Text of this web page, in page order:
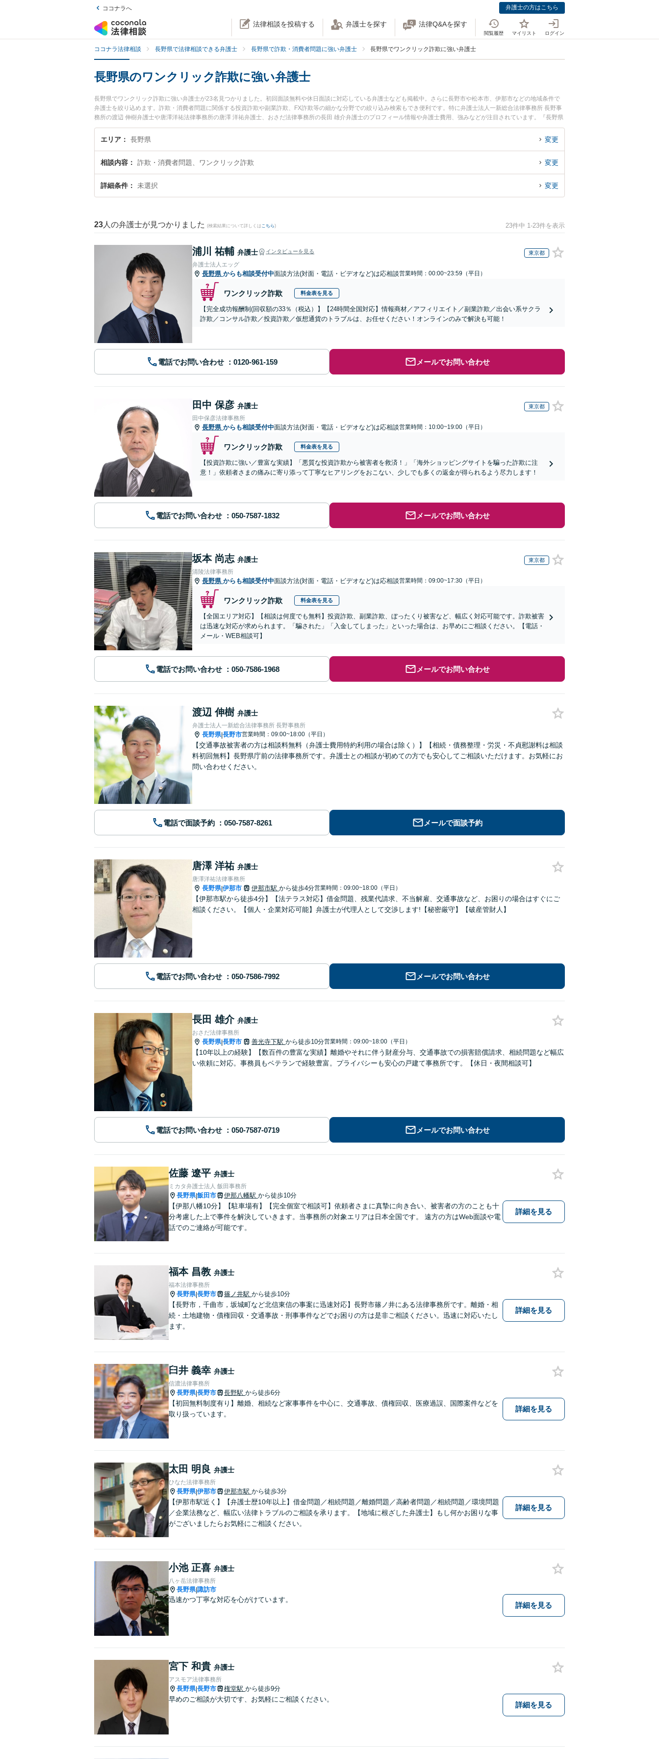
ココナラへ 弁護士の方はこちら
法律相談を投稿する 弁護士を探す 法律Q&Aを探す
閲覧履歴 マイリスト ログイン
ココナラ法律相談 長野県で法律相談できる弁護士 長野県で詐欺・消費者問題に強い弁護士 長野県でワンクリック詐欺に強い弁護士
長野県のワンクリック詐欺に強い弁護士
長野県でワンクリック詐欺に強い弁護士が23名見つかりました。初回面談無料や休日面談に対応している弁護士なども掲載中。さらに長野市や松本市、伊那市などの地域条件で
弁護士を絞り込めます。詐欺・消費者問題に関係する投資詐欺や副業詐欺、FX詐欺等の細かな分野での絞り込み検索もでき便利です。特に弁護士法人一新総合法律事務所 長野事
務所の渡辺 伸樹弁護士や唐澤洋祐法律事務所の唐澤 洋祐弁護士、おさだ法律事務所の長田 雄介弁護士のプロフィール情報や弁護士費用、強みなどが注目されています。『長野県
で土日や夜間に発生したワンクリック詐欺のトラブルを今すぐに弁護士に相談したい』『ワンクリック詐欺のトラブル解決の実績豊富な近くの弁護士を検索したい』『初回相談無
料でワンクリック詐欺を法律相談できる長野県内の弁護士に相談予約したい』などでお困りの相談者さんにおすすめです。
エリア 長野県 変更
相談内容 詐欺・消費者問題、ワンクリック詐欺 変更
詳細条件 未選択 変更
23 人の弁護士が見つかりました (検索結果について詳しくは こちら) 23件中 1-23件を表示
浦川 祐輔 弁護士 インタビューを見る 東京都
弁護士法人エッグ
長野県 からも相談受付中面談方法(対面・電話・ビデオなど)は応相談営業時間：00:00~23:59（平日）
ワンクリック詐欺 料金表を見る
【完全成功報酬制(回収額の33％（税込）】【24時間全国対応】情報商材／アフィリエイト／副業詐欺／出会い系サクラ
詐欺／コンサル詐欺／投資詐欺／仮想通貨のトラブルは、お任せください！オンラインのみで解決も可能！
電話でお問い合わせ メールでお問い合わせ
田中 保彦 弁護士 東京都
田中保彦法律事務所
長野県 からも相談受付中面談方法(対面・電話・ビデオなど)は応相談営業時間：10:00~19:00（平日）
ワンクリック詐欺 料金表を見る
【投資詐欺に強い／豊富な実績】「悪質な投資詐欺から被害者を救済！」「海外ショッピングサイトを騙った詐欺に注
意！」依頼者さまの痛みに寄り添って丁寧なヒアリングをおこない、少しでも多くの返金が得られるよう尽力します！
電話でお問い合わせ メールでお問い合わせ
坂本 尚志 弁護士 東京都
清陵法律事務所
長野県 からも相談受付中面談方法(対面・電話・ビデオなど)は応相談営業時間：09:00~17:30（平日）
ワンクリック詐欺 料金表を見る
【全国エリア対応】【相談は何度でも無料】投資詐欺、副業詐欺、ぼったくり被害など、幅広く対応可能です。詐欺被害
は迅速な対応が求められます。「騙された」「入金してしまった」といった場合は、お早めにご相談ください。【電話・
メール・WEB相談可】
電話でお問い合わせ メールでお問い合わせ
渡辺 伸樹 弁護士
弁護士法人一新総合法律事務所 長野事務所
長野県|長野市営業時間：09:00~18:00（平日）
【交通事故被害者の方は相談料無料（弁護士費用特約利用の場合は除く）】【相続・債務整理・労災・不貞慰謝料は相談
料初回無料】長野県庁前の法律事務所です。弁護士との相談が初めての方でも安心してご相談いただけます。お気軽にお
問い合わせください。
電話で面談予約 メールで面談予約
唐澤 洋祐 弁護士
唐澤洋祐法律事務所
長野県|伊那市 伊那市駅 から徒歩4分営業時間：09:00~18:00（平日）
【伊那市駅から徒歩4分】【法テラス対応】借金問題、残業代請求、不当解雇、交通事故など、お困りの場合はすぐにご
相談ください。【個人・企業対応可能】弁護士が代理人として交渉します!【秘密厳守】【破産管財人】
電話でお問い合わせ メールでお問い合わせ
長田 雄介 弁護士
おさだ法律事務所
長野県|長野市 善光寺下駅 から徒歩10分営業時間：09:00~18:00（平日）
【10年以上の経験】【数百件の豊富な実績】離婚やそれに伴う財産分与、交通事故での損害賠償請求、相続問題など幅広
い依頼に対応。事務員もベテランで経験豊富。プライバシーも安心の戸建て事務所です。【休日・夜間相談可】
電話でお問い合わせ メールでお問い合わせ
佐藤 遼平 弁護士
ミカタ弁護士法人 飯田事務所
長野県|飯田市 伊那八幡駅 から徒歩10分
【伊那八幡10分】【駐車場有】【完全個室で相談可】依頼者さまに真摯に向き合い、被害者の方のことも十
分考慮した上で事件を解決していきます。当事務所の対象エリアは日本全国です。 遠方の方はWeb面談や電
話でのご連絡が可能です。
詳細を見る
福本 昌教 弁護士
福本法律事務所
長野県|長野市 篠ノ井駅 から徒歩10分
【長野市，千曲市，坂城町など北信東信の事案に迅速対応】長野市篠ノ井にある法律事務所です。離婚・相
続・土地建物・債権回収・交通事故・刑事事件などでお困りの方は是非ご相談ください。迅速に対応いたし
ます。
詳細を見る
臼井 義幸 弁護士
信濃法律事務所
長野県|長野市 長野駅 から徒歩6分
【初回無料制度有り】離婚、相続など家事事件を中心に、交通事故、債権回収、医療過誤、国際案件などを
取り扱っています。
詳細を見る
太田 明良 弁護士
ひなた法律事務所
長野県|伊那市 伊那市駅 から徒歩3分
【伊那市駅近く】【弁護士歴10年以上】借金問題／相続問題／離婚問題／高齢者問題／相続問題／環境問題
／企業法務など、幅広い法律トラブルのご相談を承ります。【地域に根ざした弁護士】もし何かお困りな事
がございましたらお気軽にご相談ください。
詳細を見る
小池 正喜 弁護士
八ヶ岳法律事務所
長野県|諏訪市
迅速かつ丁寧な対応を心がけています。
詳細を見る
宮下 和貴 弁護士
アスモア法律事務所
長野県|長野市 権堂駅 から徒歩9分
早めのご相談が大切です、お気軽にご相談ください。
詳細を見る